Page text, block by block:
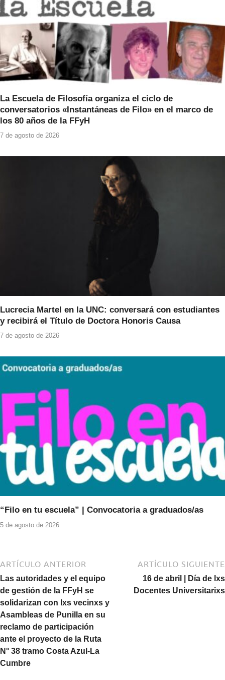
La Escuela de Filosofía organiza el ciclo de
conversatorios «Instantáneas de Filo» en el marco de
los 80 años de la FFyH
7 de agosto de 2026
Lucrecia Martel en la UNC: conversará con estudiantes
y recibirá el Título de Doctora Honoris Causa
7 de agosto de 2026
“Filo en tu escuela” | Convocatoria a graduados/as
5 de agosto de 2026
ARTÍCULO ANTERIOR
Las autoridades y el equipo
de gestión de la FFyH se
solidarizan con lxs vecinxs y
Asambleas de Punilla en su
reclamo de participación
ante el proyecto de la Ruta
N° 38 tramo Costa Azul-La
Cumbre
ARTÍCULO SIGUIENTE
16 de abril | Día de lxs
Docentes Universitarixs